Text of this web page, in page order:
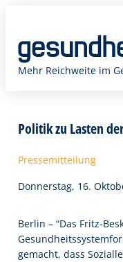
springen
Mehr Reichweite im
Politik zu Lasten
Pressemitteilung
Donnerstag, 16.
Berlin – “Das Fritz-
gemacht, dass